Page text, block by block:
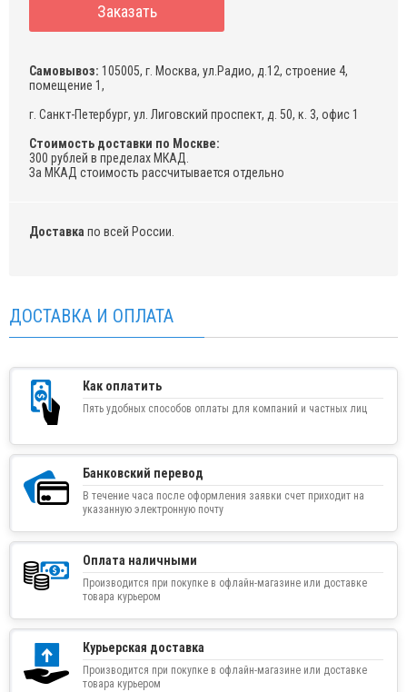
Заказать
Самовывоз: 105005, г. Москва, ул.Радио, д.12, строение 4,
помещение 1,
г. Санкт-Петербург, ул. Лиговский проспект, д. 50, к. 3, офис 1
Стоимость доставки по Москве:
300 рублей в пределах МКАД.
За МКАД стоимость рассчитывается отдельно
Доставка по всей России.
ДОСТАВКА И ОПЛАТА
Как оплатить
Пять удобных способов оплаты для компаний и частных лиц
Банковский перевод
В течение часа после оформления заявки счет приходит на
указанную электронную почту
Оплата наличными
Производится при покупке в офлайн-магазине или доставке
товара курьером
Курьерская доставка
Производится при покупке в офлайн-магазине или доставке
товара курьером